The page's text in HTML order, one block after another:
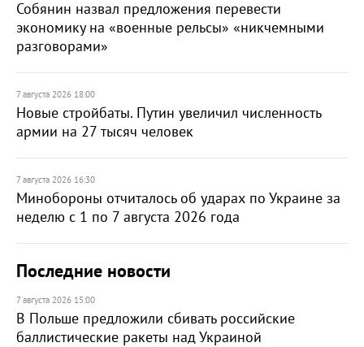
Собянин назвал предложения перевести
экономику на «военные рельсы» «никчемными
разговорами»
7 августа 2026 18:00
Новые стройбаты. Путин увеличил численность
армии на 27 тысяч человек
7 августа 2026 16:30
Минобороны отчиталось об ударах по Украине за
неделю с 1 по 7 августа 2026 года
Последние новости
7 августа 2026 15:00
В Польше предложили сбивать российские
баллистические ракеты над Украиной